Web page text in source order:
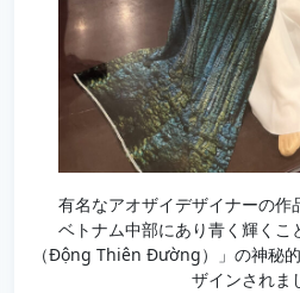
有名なアオザイデザイナーの作
ベトナム中部にあり青く輝くこ
（Động Thiên Đường）」の神秘
ザインされま